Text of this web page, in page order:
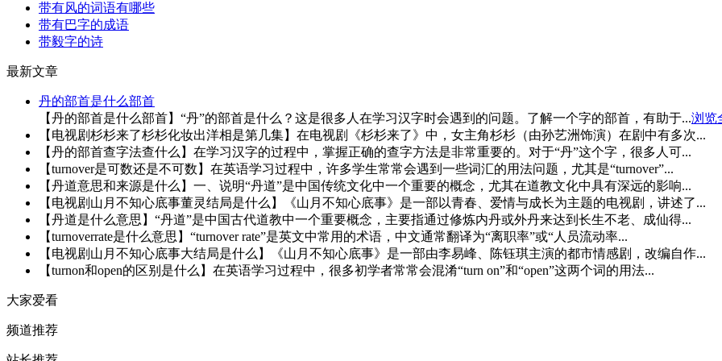
带有风的词语有哪些
带有巴字的成语
带毅字的诗
最新文章
丹的部首是什么部首
【丹的部首是什么部首】“丹”的部首是什么？这是很多人在学习汉字时会遇到的问题。了解一个字的部首，有助于...浏览
【电视剧杉杉来了杉杉化妆出洋相是第几集】在电视剧《杉杉来了》中，女主角杉杉（由孙艺洲饰演）在剧中有多次...
【丹的部首查字法查什么】在学习汉字的过程中，掌握正确的查字方法是非常重要的。对于“丹”这个字，很多人可...
【turnover是可数还是不可数】在英语学习过程中，许多学生常常会遇到一些词汇的用法问题，尤其是“turnover”...
【丹道意思和来源是什么】一、说明“丹道”是中国传统文化中一个重要的概念，尤其在道教文化中具有深远的影响...
【电视剧山月不知心底事董灵结局是什么】《山月不知心底事》是一部以青春、爱情与成长为主题的电视剧，讲述了...
【丹道是什么意思】“丹道”是中国古代道教中一个重要概念，主要指通过修炼内丹或外丹来达到长生不老、成仙得...
【turnoverrate是什么意思】“turnover rate”是英文中常用的术语，中文通常翻译为“离职率”或“人员流动率...
【电视剧山月不知心底事大结局是什么】《山月不知心底事》是一部由李易峰、陈钰琪主演的都市情感剧，改编自作...
【turnon和open的区别是什么】在英语学习过程中，很多初学者常常会混淆“turn on”和“open”这两个词的用法...
大家爱看
频道推荐